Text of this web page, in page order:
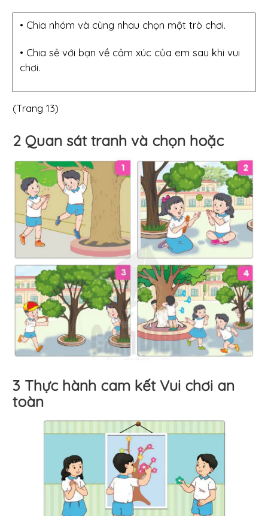
• Chia nhóm và cùng nhau chọn một trò chơi.
• Chia sẻ với bạn về cảm xúc của em sau khi vui
chơi.
(Trang 13)
2 Quan sát tranh và chọn hoặc
3 Thực hành cam kết Vui chơi an
toàn